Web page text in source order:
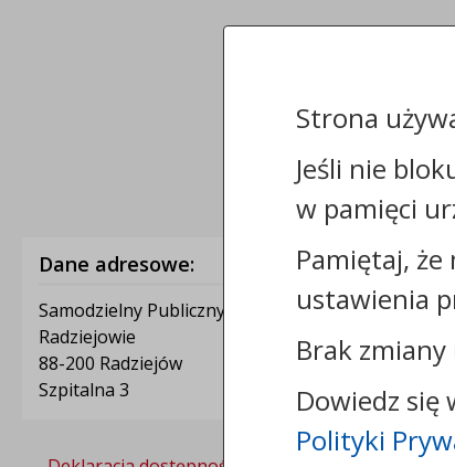
Dane adresowe:
Samodzielny Publiczny Zakład Opieki Zdrowotnej w
Radziejowie
88-200 Radziejów
Szpitalna 3
Strona
Jeśli nie
w pamięci
Pamiętaj, że
ustawienia
Brak
Dowiedz się
Polityki